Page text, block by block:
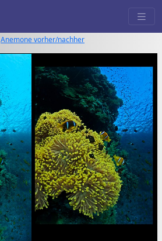
Anemone vorher/nachher